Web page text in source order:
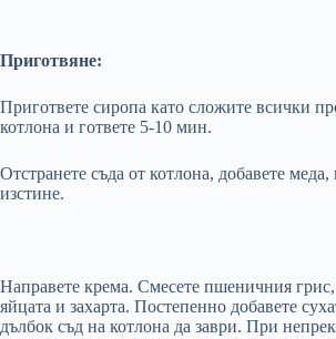
Приготвяне:
Пригответе сиропа като сложите всички
котлона и гответе 5-10 мин.
Отстранете съда от котлона, добавете
изстине.
Направете крема. Смесете пшеничния
яйцата и захарта. Постепенно добавете
дълбок съд на котлона да заври. При